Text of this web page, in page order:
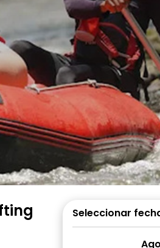
Seleccionar